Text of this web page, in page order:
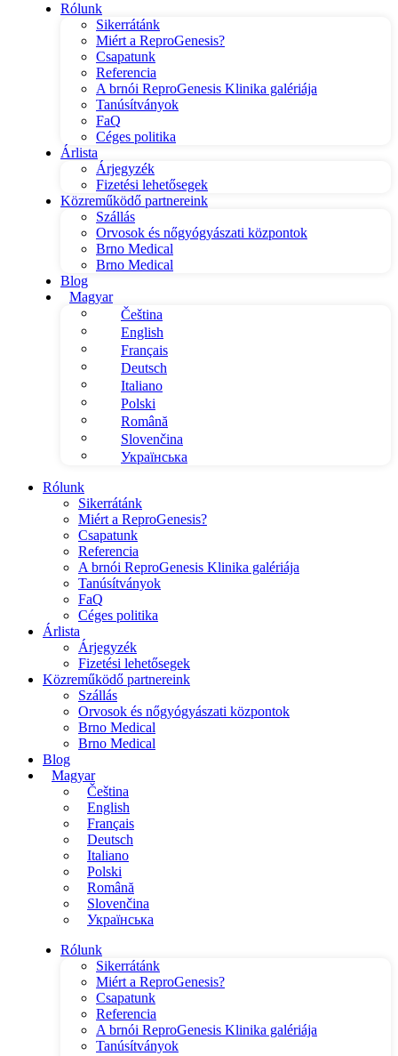
Rólunk
Sikerrátánk
Miért a ReproGenesis?
Csapatunk
Referencia
A brnói ReproGenesis Klinika galériája
Tanúsítványok
FaQ
Céges politika
Árlista
Árjegyzék
Fizetési lehetősegek
Közreműködő partnereink
Szállás
Orvosok és nőgyógyászati központok
Brno Medical
Brno Medical
Blog
Magyar
Čeština
English
Français
Deutsch
Italiano
Polski
Română
Slovenčina
Українська
Rólunk
Sikerrátánk
Miért a ReproGenesis?
Csapatunk
Referencia
A brnói ReproGenesis Klinika galériája
Tanúsítványok
FaQ
Céges politika
Árlista
Árjegyzék
Fizetési lehetősegek
Közreműködő partnereink
Szállás
Orvosok és nőgyógyászati központok
Brno Medical
Brno Medical
Blog
Magyar
Čeština
English
Français
Deutsch
Italiano
Polski
Română
Slovenčina
Українська
Rólunk
Sikerrátánk
Miért a ReproGenesis?
Csapatunk
Referencia
A brnói ReproGenesis Klinika galériája
Tanúsítványok